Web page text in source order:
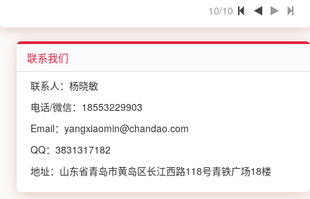
10/10
联系我们
联系人：杨晓敏
电话/微信：18553229903
Email：yangxiaomin@chandao.com
QQ：3831317182
地址：山东省青岛市黄岛区长江西路118号青铁广场18楼